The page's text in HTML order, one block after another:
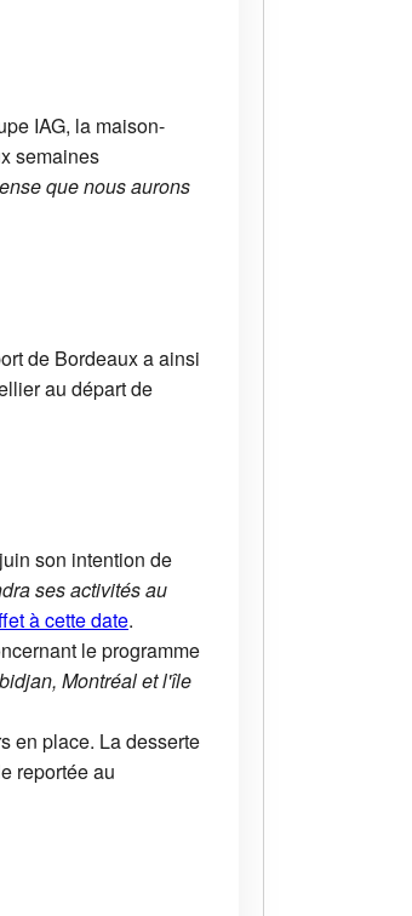
IAG, la maison-
semaines
que nous aurons
de Bordeaux a ainsi
au départ de
son intention de
ses activités au
à cette date.
le programme
Montréal et l'île
en place. La desserte
reportée au